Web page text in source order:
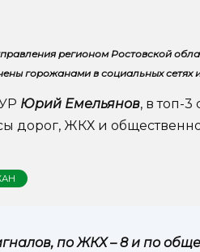
регионом Ростовской
горожанами в социальных сетях
Юрий Емельянов, в топ-
дорог, ЖКХ и
по ЖКХ – 8 и по